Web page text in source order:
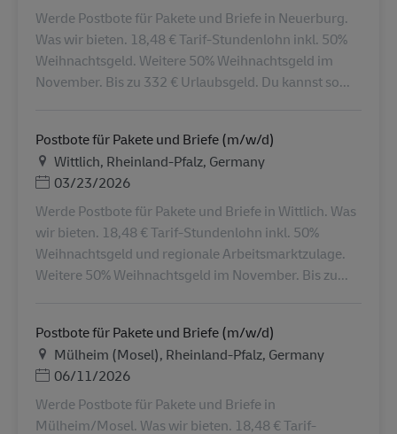
Werde Postbote für Pakete und Briefe in Neuerburg.
Was wir bieten. 18,48 € Tarif-Stundenlohn inkl. 50%
Weihnachtsgeld. Weitere 50% Weihnachtsgeld im
November. Bis zu 332 € Urlaubsgeld. Du kannst so...
Postbote für Pakete und Briefe (m/w/d)
地点Wittlich, Rheinland-Pfalz, Germany
Posted Date
03/23/2026
Werde Postbote für Pakete und Briefe in Wittlich. Was
wir bieten. 18,48 € Tarif-Stundenlohn inkl. 50%
Weihnachtsgeld und regionale Arbeitsmarktzulage.
Weitere 50% Weihnachtsgeld im November. Bis zu...
Postbote für Pakete und Briefe (m/w/d)
地点Mülheim (Mosel), Rheinland-Pfalz, Germany
Posted Date
06/11/2026
Werde Postbote für Pakete und Briefe in
Mülheim/Mosel. Was wir bieten. 18,48 € Tarif-